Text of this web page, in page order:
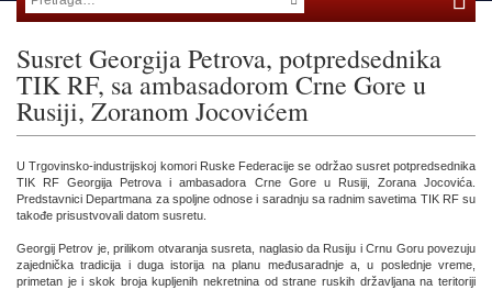
Susret Georgija Petrova, potpredsednika
TIK RF, sa ambasadorom Crne Gore u
Rusiji, Zoranom Jocovićem
U Trgovinsko-industrijskoj komori Ruske Federacije se održao susret potpredsednika
TIK RF Georgija Petrova i ambasadora Crne Gore u Rusiji, Zorana Jocovića.
Predstavnici Departmana za spoljne odnose i saradnju sa radnim savetima TIK RF su
takođe prisustvovali datom susretu.
Georgij Petrov je, prilikom otvaranja susreta, naglasio da Rusiju i Crnu Goru povezuju
zajednička tradicija i duga istorija na planu međusaradnje a, u poslednje vreme,
primetan je i skok broja kupljenih nekretnina od strane ruskih državljana na teritoriji